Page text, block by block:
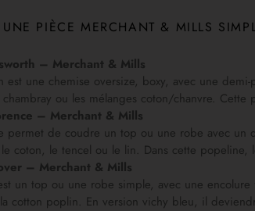
UNE PIÈCE MERCHANT & MILLS
– Merchant & Mills
est une chemise oversize, boxy, avec une
chambray ou les mélanges coton/chanvre.
– Merchant & Mills
permet de coudre un top ou une robe avec un
coton, le tencel ou le lin. Dans cette
– Merchant & Mills
un top ou une robe simple, avec une
cotton poplin. En version vichy bleu, il